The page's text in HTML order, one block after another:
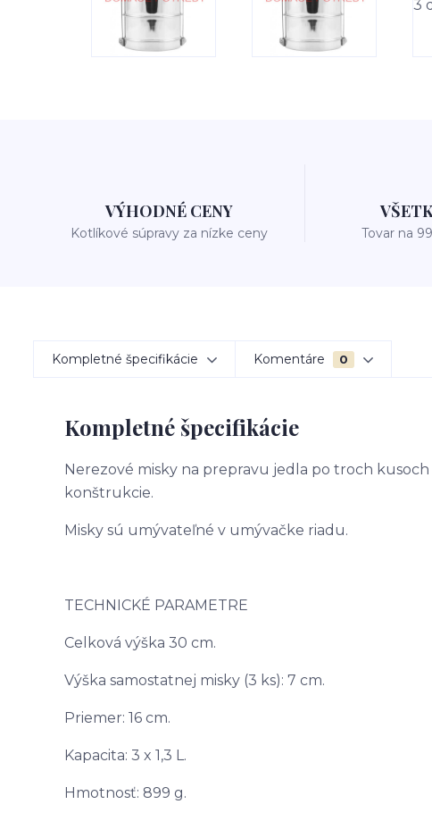
VÝHODNÉ CENY
Kotlíkové súpravy za nízke ceny Tovar na
Kompletné špecifikácie Komentáre 0
Kompletné špecifikácie
Nerezové misky na prepravu jedla po troch
konštrukcie.
Misky sú umývateľné v umývačke riadu.
TECHNICKÉ PARAMETRE
Celková výška 30 cm.
Výška samostatnej misky (3 ks): 7 cm.
Priemer: 16 cm.
Kapacita: 3 x 1,3 L.
Hmotnosť: 899 g.